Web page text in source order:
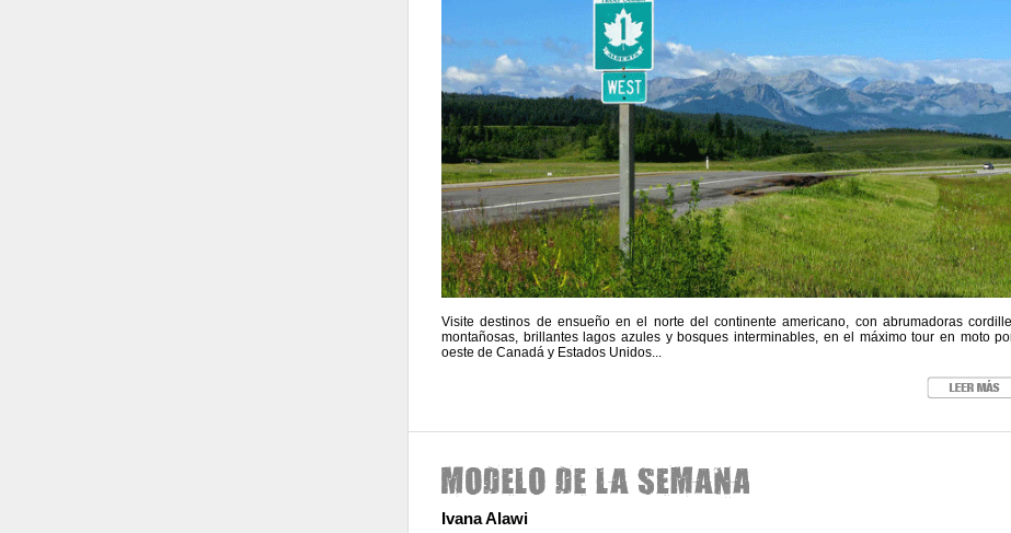
Visite destinos de ensueño en el norte del continente americano, con abrumadoras
montañosas, brillantes lagos azules y bosques interminables, en el máximo tour en moto
oeste de Canadá y Estados Unidos...
Ivana Alawi